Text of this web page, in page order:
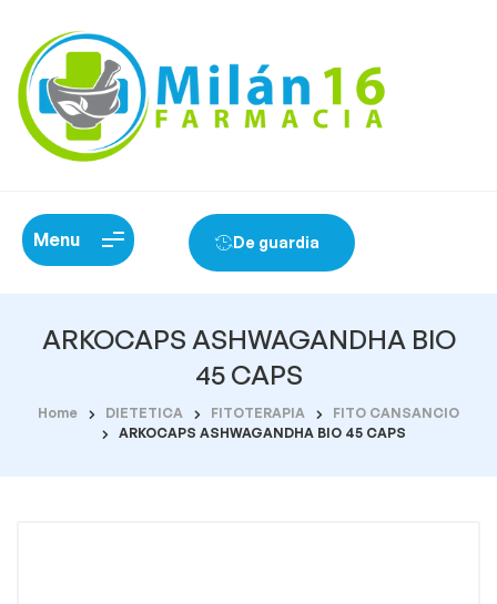
Menu De guardia
ARKOCAPS ASHWAGANDHA BIO
45 CAPS
Home DIETETICA FITOTERAPIA
FITO CANSANCIO
ARKOCAPS ASHWAGANDHA BIO 45 CAPS